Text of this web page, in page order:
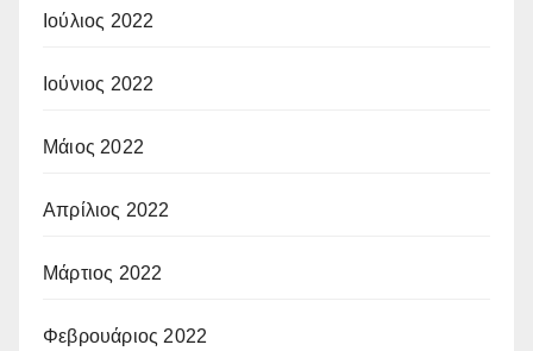
Ιούλιος 2022
Ιούνιος 2022
Μάιος 2022
Απρίλιος 2022
Μάρτιος 2022
Φεβρουάριος 2022